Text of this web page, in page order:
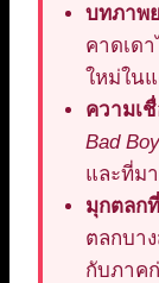
บทภาพ
คาดเด
ใหม่ใน
ความเ
Bad
และที่ม
มุกตลก
ตลกบา
กับภาค